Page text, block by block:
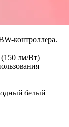
контроллера.
(150 лм/Вт)
белый